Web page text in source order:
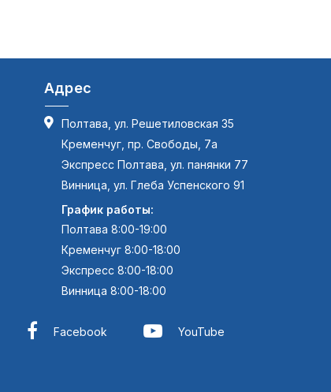
Адрес
Полтава, ул. Решетиловская 35
Кременчуг, пр. Свободы, 7а
Экспресс Полтава, ул. панянки 77
Винница, ул. Глеба Успенского 91
График работы:
Полтава 8:00-19:00
Кременчуг 8:00-18:00
Экспресс 8:00-18:00
Винница 8:00-18:00
Facebook YouTube